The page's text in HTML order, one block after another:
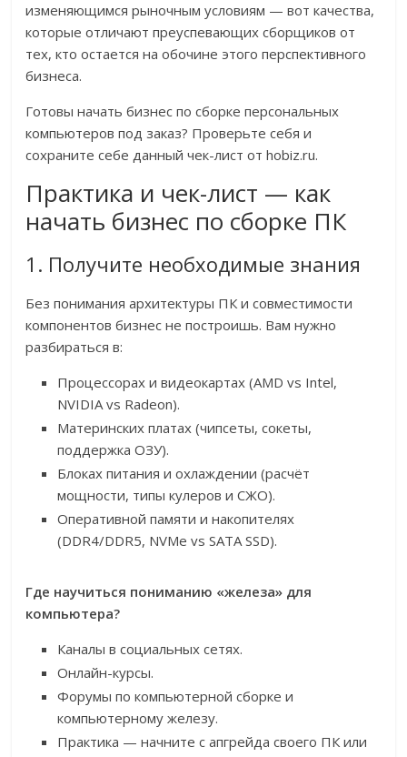
изменяющимся рыночным условиям — вот качества,
которые отличают преуспевающих сборщиков от
тех, кто остается на обочине этого перспективного
бизнеса.
Готовы начать бизнес по сборке персональных
компьютеров под заказ? Проверьте себя и
сохраните себе данный чек-лист от hobiz.ru.
Практика и чек-лист — как
начать бизнес по сборке ПК
1. Получите необходимые знания
Без понимания архитектуры ПК и совместимости
компонентов бизнес не построишь. Вам нужно
разбираться в:
Процессорах и видеокартах (AMD vs Intel,
NVIDIA vs Radeon).
Материнских платах (чипсеты, сокеты,
поддержка ОЗУ).
Блоках питания и охлаждении (расчёт
мощности, типы кулеров и СЖО).
Оперативной памяти и накопителях
(DDR4/DDR5, NVMe vs SATA SSD).
Где научиться пониманию «железа» для
компьютера?
Каналы в социальных сетях.
Онлайн-курсы.
Форумы по компьютерной сборке и
компьютерному железу.
Практика — начните с апгрейда своего ПК или